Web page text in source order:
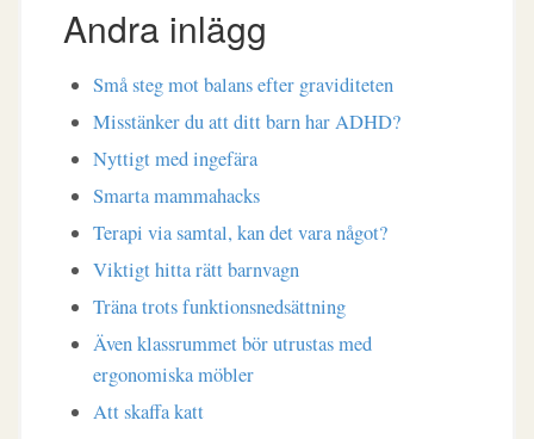
Andra inlägg
Små steg mot balans efter graviditeten
Misstänker du att ditt barn har ADHD?
Nyttigt med ingefära
Smarta mammahacks
Terapi via samtal, kan det vara något?
Viktigt hitta rätt barnvagn
Träna trots funktionsnedsättning
Även klassrummet bör utrustas med
ergonomiska möbler
Att skaffa katt